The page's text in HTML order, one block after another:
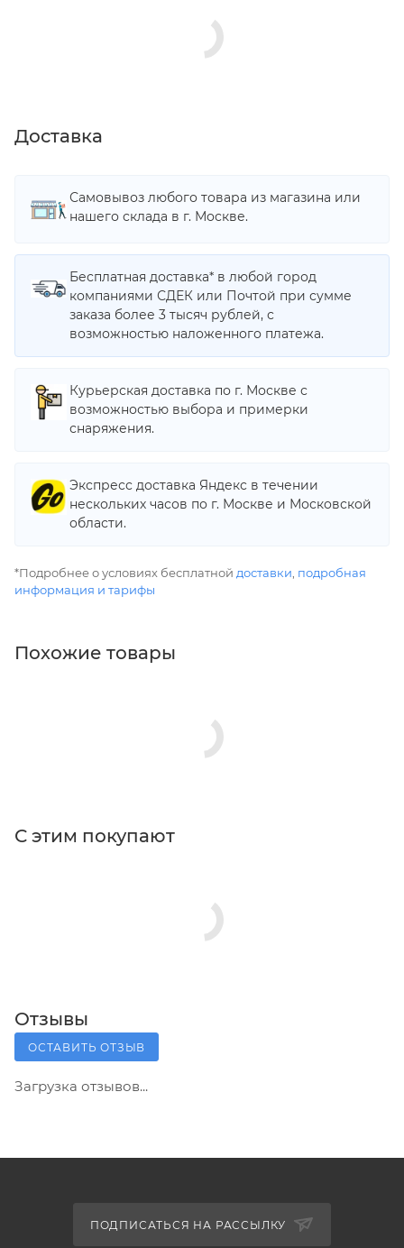
Доставка
Самовывоз любого товара из магазина или
нашего склада в г. Москве.
Бесплатная доставка* в любой город
компаниями СДЕК или Почтой при сумме
заказа более 3 тысяч рублей, с
возможностью наложенного платежа.
Курьерская доставка по г. Москве с
возможностью выбора и примерки
снаряжения.
Экспресс доставка Яндекс в течении
нескольких часов по г. Москве и Московской
области.
*Подробнее о условиях бесплатной доставки подробная
информация и тарифы
Похожие товары
С этим покупают
Отзывы
ОСТАВИТЬ ОТЗЫВ
Загрузка отзывов...
ПОДПИСАТЬСЯ НА РАССЫЛКУ